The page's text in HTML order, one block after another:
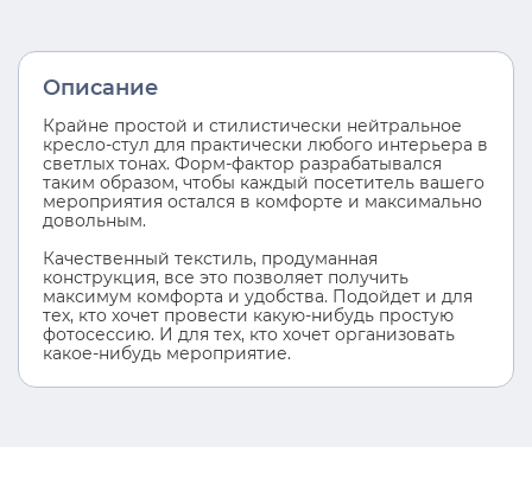
Описание
Крайне простой и стилистически нейтральное
кресло-стул для практически любого интерьера в
светлых тонах. Форм-фактор разрабатывался
таким образом, чтобы каждый посетитель вашего
мероприятия остался в комфорте и максимально
довольным.
Качественный текстиль, продуманная
конструкция, все это позволяет получить
максимум комфорта и удобства. Подойдет и для
тех, кто хочет провести какую-нибудь простую
фотосессию. И для тех, кто хочет организовать
какое-нибудь мероприятие.